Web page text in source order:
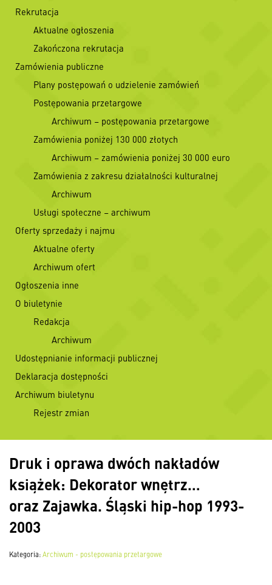
Rekrutacja
Aktualne ogłoszenia
Zakończona rekrutacja
Zamówienia publiczne
Plany postępowań o udzielenie zamówień
Postępowania przetargowe
Archiwum – postępowania przetargowe
Zamówienia poniżej 130 000 złotych
Archiwum – zamówienia poniżej 30 000 euro
Zamówienia z zakresu działalności kulturalnej
Archiwum
Usługi społeczne – archiwum
Oferty sprzedaży i najmu
Aktualne oferty
Archiwum ofert
Ogłoszenia inne
O biuletynie
Redakcja
Archiwum
Udostępnianie informacji publicznej
Deklaracja dostępności
Archiwum biuletynu
Rejestr zmian
Druk i oprawa dwóch nakładów
książek: Dekorator wnętrz…
oraz Zajawka. Śląski hip-hop 1993-
2003
Kategoria:Archiwum - postępowania przetargowe